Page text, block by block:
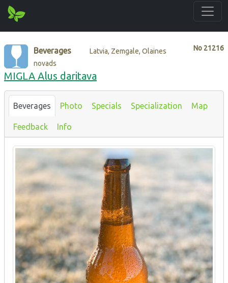
No 21216
Beverages
Latvia, Zemgale, Olaines
novads
MIGLA Alus daritava
Beverages Photo Specials Specialization Map
Feedback Info